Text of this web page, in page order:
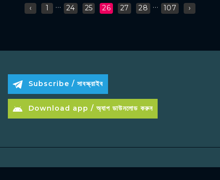
‹ 1 ... 24 25 26 27 28 ... 107 ›
Subscribe / সাবস্ক্রাইব
Download app / অ্যাপ ডাউনলোড করুন